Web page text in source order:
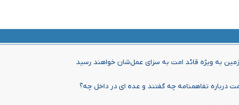
به ویژه قائد امت به سزای عمل‌شان خواهند رسید
درباره تفاهمنامه چه گفتند و عده ای در داخل چه؟